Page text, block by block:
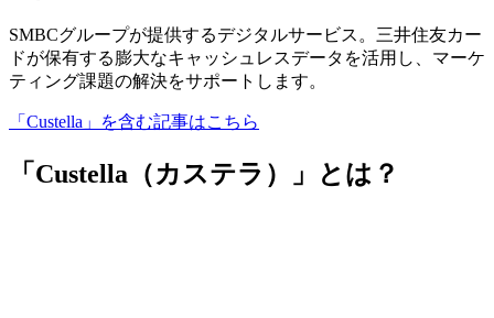
SMBCグループが提供するデジタルサービス。三井住友カー
ドが保有する膨大なキャッシュレスデータを活用し、マーケ
ティング課題の解決をサポートします。
「Custella」を含む記事はこちら
「Custella（カステラ）」とは？